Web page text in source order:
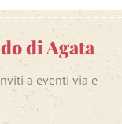
di Agata
a eventi via e-